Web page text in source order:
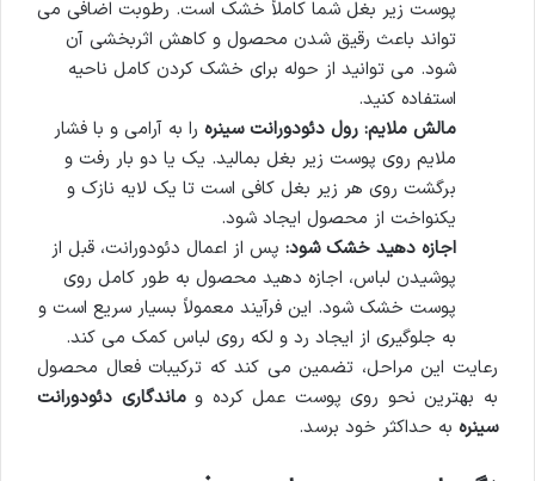
پوست زیر بغل شما کاملاً خشک است. رطوبت اضافی می
تواند باعث رقیق شدن محصول و کاهش اثربخشی آن
شود. می توانید از حوله برای خشک کردن کامل ناحیه
استفاده کنید.
مالش ملایم: رول دئودورانت سینره را به آرامی و با فشار
ملایم روی پوست زیر بغل بمالید. یک یا دو بار رفت و
برگشت روی هر زیر بغل کافی است تا یک لایه نازک و
یکنواخت از محصول ایجاد شود.
اجازه دهید خشک شود: پس از اعمال دئودورانت، قبل از
پوشیدن لباس، اجازه دهید محصول به طور کامل روی
پوست خشک شود. این فرآیند معمولاً بسیار سریع است و
به جلوگیری از ایجاد رد و لکه روی لباس کمک می کند.
رعایت این مراحل، تضمین می کند که ترکیبات فعال محصول
به بهترین نحو روی پوست عمل کرده وماندگاری دئودورانت
سینره به حداکثر خود برسد.